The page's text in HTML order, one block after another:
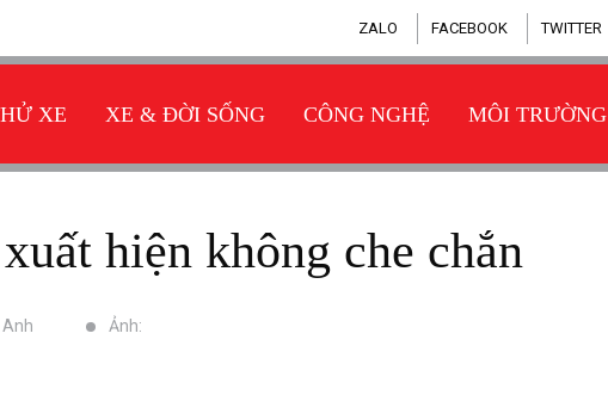
ZALO FACEBOOK TWITTER
XE XE & ĐỜI SỐNG CÔNG NGHỆ MÔI TRƯỜNG
hiện không che chắn
Anh Ảnh: